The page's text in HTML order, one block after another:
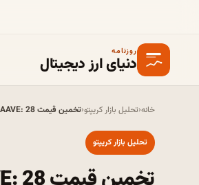
روزنامه
دنیای ارز دیجیتال
خانه‹تحلیل بازار کریپتو‹تخمین قیمت AAVE: 28 ٪ از نوسانات 28 ٪ پس از ضربه زدن به نقطه عطف 745 میلیون دلار
تحلیل بازار کریپتو